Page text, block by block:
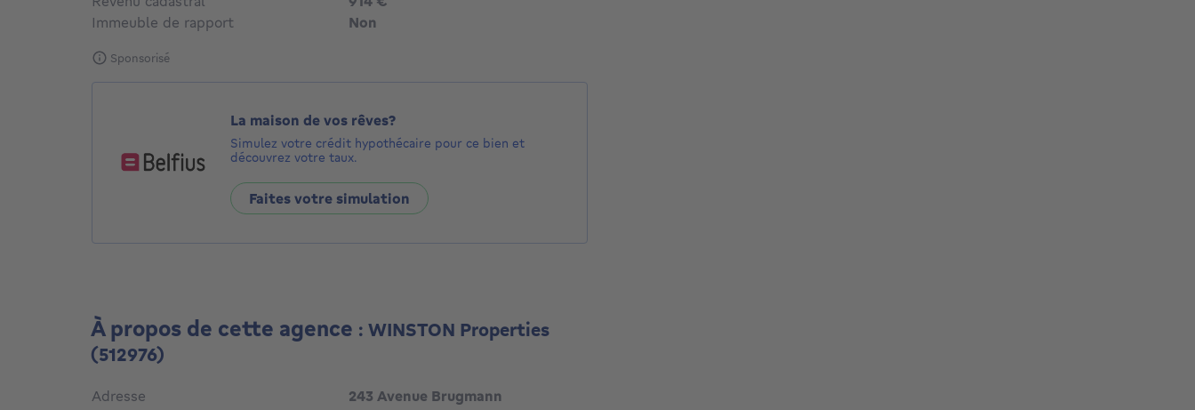
Immeuble de rapport
Non
Sponsorisé
La maison de vos rêves?
Simulez votre crédit hypothécaire pour ce bien et
découvrez votre taux.
Faites votre simulation
À propos de cette agence : WINSTON Properties
(512976)
Adresse
243 Avenue Brugmann